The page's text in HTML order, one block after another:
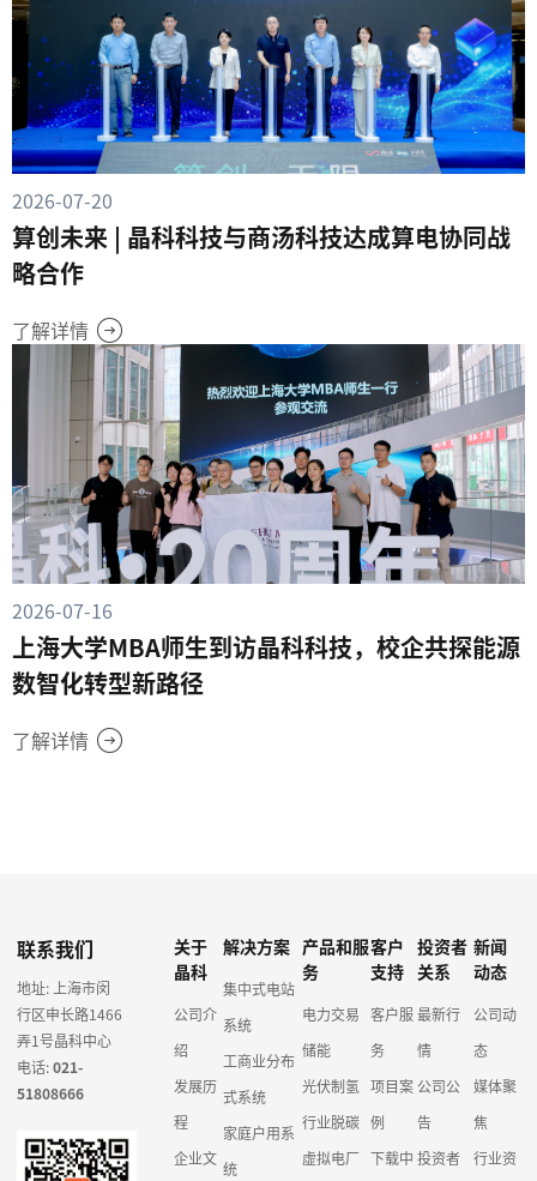
2026-07-20
算创未来 | 晶科科技与商汤科技达成算电协同战
略合作
了解详情
2026-07-16
上海大学MBA师生到访晶科科技，校企共探能源
数智化转型新路径
了解详情
联系我们
地址: 上海市闵
行区申长路1466
弄1号晶科中心
电话:021-
51808666
关于
晶科
公司介
绍
发展历
程
企业文
解决方案
集中式电站
系统
工商业分布
式系统
家庭户用系
统
产品和服
务
电力交易
储能
光伏制氢
行业脱碳
虚拟电厂
客户
支持
客户服
务
项目案
例
下载中
投资者
关系
最新行
情
公司公
告
投资者
新闻
动态
公司动
态
媒体聚
焦
行业资